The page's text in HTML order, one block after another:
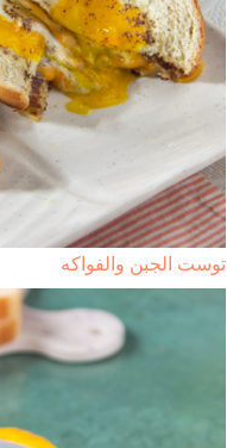
توست الجبن والفواكه